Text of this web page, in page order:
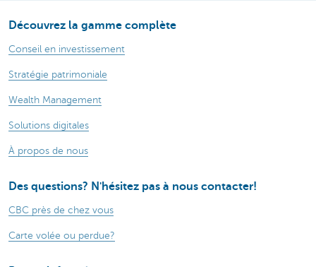
Découvrez la gamme complète
Conseil en investissement
Stratégie patrimoniale
Wealth Management
Solutions digitales
À propos de nous
Des questions? N'hésitez pas à nous contacter!
CBC près de chez vous
Carte volée ou perdue?